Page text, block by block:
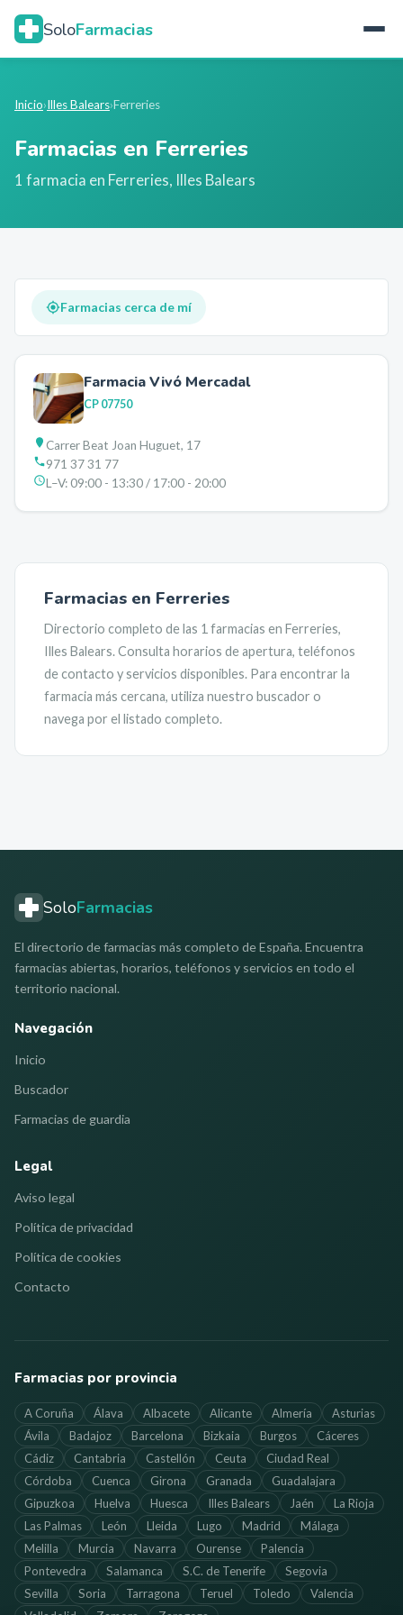
SoloFarmacias
Inicio›Illes Balears›Ferreries
Farmacias en Ferreries
1 farmacia en Ferreries, Illes Balears
Farmacias cerca de mí
Farmacia Vivó Mercadal
CP 07750
Carrer Beat Joan Huguet, 17
971 37 31 77
L–V:09:00 - 13:30 / 17:00 - 20:00
Farmacias en Ferreries
Directorio completo de las 1 farmacias en Ferreries,
Illes Balears. Consulta horarios de apertura, teléfonos
de contacto y servicios disponibles. Para encontrar la
farmacia más cercana, utiliza nuestro buscador o
navega por el listado completo.
SoloFarmacias
El directorio de farmacias más completo de España. Encuentra
farmacias abiertas, horarios, teléfonos y servicios en todo el
territorio nacional.
Navegación
Inicio
Buscador
Farmacias de guardia
Legal
Aviso legal
Política de privacidad
Política de cookies
Contacto
Farmacias por provincia
A Coruña Álava Albacete Alicante Almería
Asturias
Ávila
Badajoz Barcelona Bizkaia Burgos
Cáceres
Cádiz
Cantabria Castellón Ceuta
Ciudad Real
Córdoba
Cuenca Girona Granada
Guadalajara
Gipuzkoa
Huelva Huesca Illes Balears Jaén
La Rioja
Las Palmas
León Lleida Lugo Madrid
Málaga
Melilla
Murcia Navarra Ourense
Palencia
Pontevedra
Salamanca S.C. de Tenerife
Segovia
Sevilla
Soria Tarragona Teruel Toledo
Valencia